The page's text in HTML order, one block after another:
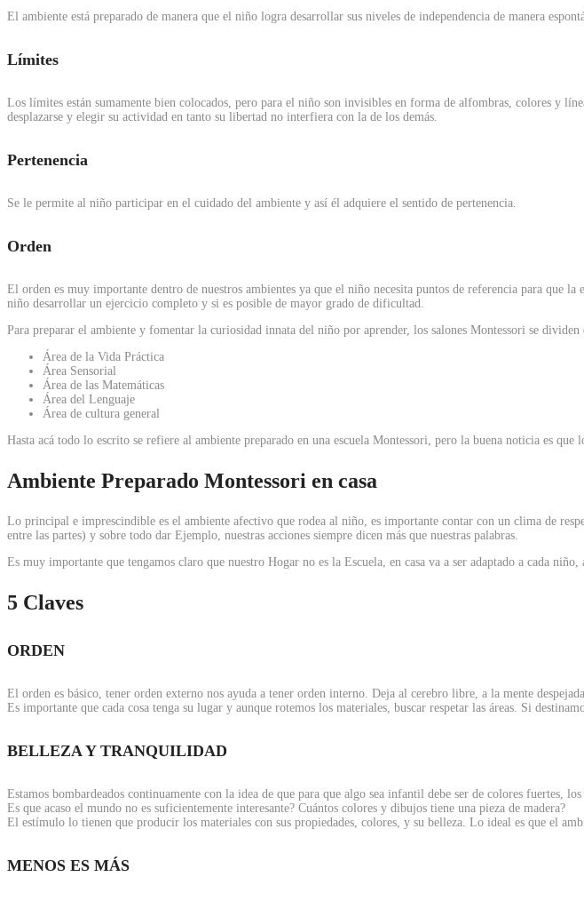
El ambiente está preparado de manera que el niño logra desarrollar sus niveles de independencia de manera
Límites
Los límites están sumamente bien colocados, pero para el niño son invisibles en forma de alfombras, colores y
desplazarse y elegir su actividad en tanto su libertad no interfiera con la de los demás.
Pertenencia
Se le permite al niño participar en el cuidado del ambiente y así él adquiere el sentido de pertenencia.
Orden
El orden es muy importante dentro de nuestros ambientes ya que el niño necesita puntos de referencia para que
niño desarrollar un ejercicio completo y si es posible de mayor grado de dificultad.
Para preparar el ambiente y fomentar la curiosidad innata del niño por aprender, los salones Montessori se
Área de la Vida Práctica
Área Sensorial
Área de las Matemáticas
Área del Lenguaje
Área de cultura general
Hasta acá todo lo escrito se refiere al ambiente preparado en una escuela Montessori, pero la buena noticia es que
Ambiente Preparado Montessori en casa
Lo principal e imprescindible es el ambiente afectivo que rodea al niño, es importante contar con un clima de
entre las partes) y sobre todo dar Ejemplo, nuestras acciones siempre dicen más que nuestras palabras.
Es muy importante que tengamos claro que nuestro Hogar no es la Escuela, en casa va a ser adaptado a cada
5 Claves
ORDEN
El orden es básico, tener orden externo nos ayuda a tener orden interno. Deja al cerebro libre, a la mente
Es importante que cada cosa tenga su lugar y aunque rotemos los materiales, buscar respetar las áreas. Si
BELLEZA Y TRANQUILIDAD
Estamos bombardeados continuamente con la idea de que para que algo sea infantil debe ser de colores fuertes,
Es que acaso el mundo no es suficientemente interesante? Cuántos colores y dibujos tiene una pieza de madera?
El estímulo lo tienen que producir los materiales con sus propiedades, colores, y su belleza. Lo ideal es que el
MENOS ES MÁS